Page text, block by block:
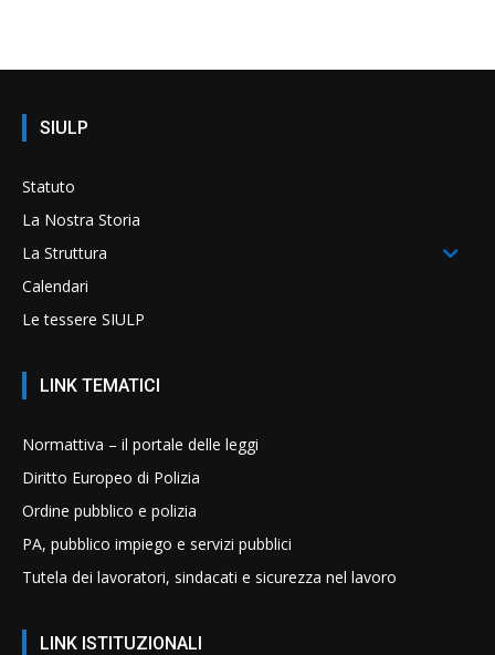
SIULP
Statuto
La Nostra Storia
La Struttura
Calendari
Le tessere SIULP
LINK TEMATICI
Normattiva – il portale delle leggi
Diritto Europeo di Polizia
Ordine pubblico e polizia
PA, pubblico impiego e servizi pubblici
Tutela dei lavoratori, sindacati e sicurezza nel lavoro
LINK ISTITUZIONALI